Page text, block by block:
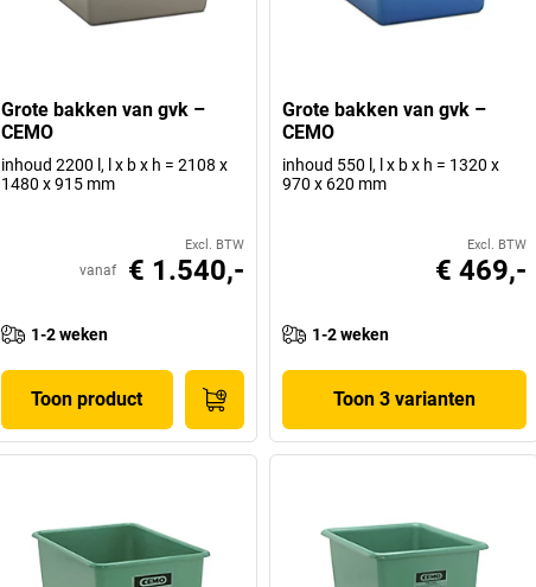
Grote bakken van gvk –
CEMO
inhoud 2200 l, l x b x h = 2108 x
1480 x 915 mm
Excl. BTW
vanaf € 1.540,-
1-2 weken
Toon product
Grote bakken van gvk –
CEMO
inhoud 550 l, l x b x h = 1320 x
970 x 620 mm
Excl. BTW
€ 469,-
1-2 weken
Toon 3 varianten